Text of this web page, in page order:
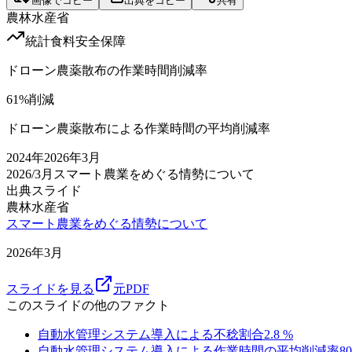
農林水産省
統計食料安全保障
ドローン農薬散布の作業時間削減率
61%削減
ドローン農薬散布による作業時間の平均削減率
2024年2026年3月
2026/3月 スマート農業をめぐる情勢について
出典スライド
農林水産省
スマート農業をめぐる情勢について
2026年3月
スライドを見る
元PDF
このスライドの他のファクト
自動水管理システム導入による不稔割合2.8 %